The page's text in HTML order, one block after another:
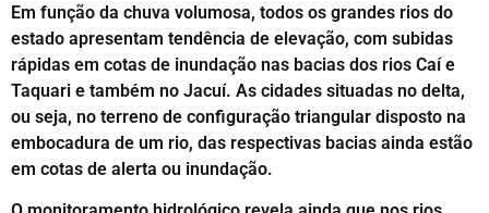
Em função da chuva volumosa, todos os grandes rios do
estado apresentam tendência de elevação, com subidas
rápidas em cotas de inundação nas bacias dos rios Caí e
Taquari e também no Jacuí. As cidades situadas no delta,
ou seja, no terreno de configuração triangular disposto na
embocadura de um rio, das respectivas bacias ainda estão
em cotas de alerta ou inundação.